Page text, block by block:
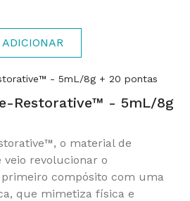
ADICIONAR
Restorative™ - 5mL/8g
o material de
revolucionar o
compósito com uma
que mimetiza física e